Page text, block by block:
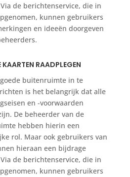
de berichtenservice, die in
kunnen gebruikers
en ideeën doorgeven
KAARTEN RAADPLEGEN
buitenruimte in te
is het belangrijk dat alle
en -voorwaarden
De beheerder van de
hebben hierin een
rol. Maar ook gebruikers van
hieraan een bijdrage
de berichtenservice, die in
kunnen gebruikers